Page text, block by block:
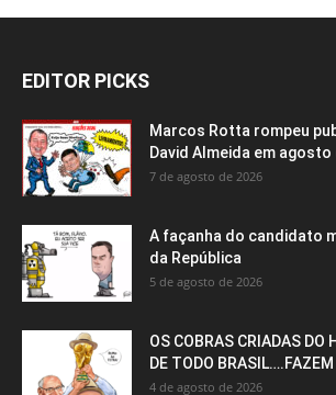
EDITOR PICKS
Marcos Rotta rompeu
David Almeida em agosto
7 de agosto de 2026
A façanha do candidato
da República
5 de agosto de 2026
OS COBRAS CRIADAS DO
DE TODO
4 de agosto de 2026